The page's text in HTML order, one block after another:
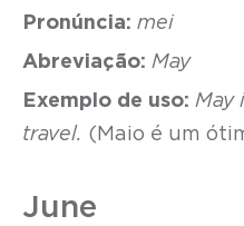
Pronúncia: mei
Abreviação: May
Exemplo de uso: May
travel. (Maio é um
June